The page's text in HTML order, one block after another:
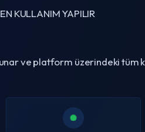
KULLANIM YAPILIR
ve platform üzerindeki